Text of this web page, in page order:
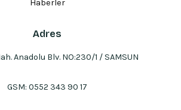
Haberler
Adres
Anadolu Blv. NO:230/1 / SAMSUN
GSM: 0552 343 90 17